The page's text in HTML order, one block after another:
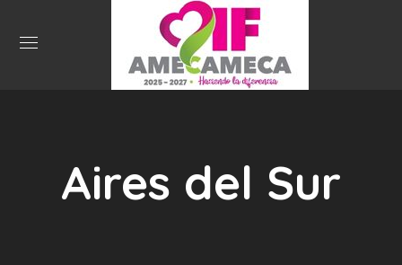
Aires del Sur